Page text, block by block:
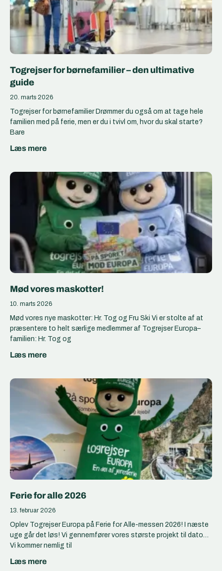
Togrejser for børnefamilier – den ultimative
guide
20. marts 2026
Togrejser for børnefamilier Drømmer du også om at tage hele
familien med på ferie, men er du i tvivl om, hvor du skal starte?
Bare
Læs mere
Mød vores maskotter!
10. marts 2026
Mød vores nye maskotter: Hr. Tog og Fru Ski Vi er stolte af at
præsentere to helt særlige medlemmer af Togrejser Europa–
familien: Hr. Tog og
Læs mere
Ferie for alle 2026
13. februar 2026
Oplev Togrejser Europa på Ferie for Alle-messen 2026! I næste
uge går det løs! Vi gennemfører vores største projekt til dato…
Vi kommer nemlig til
Læs mere